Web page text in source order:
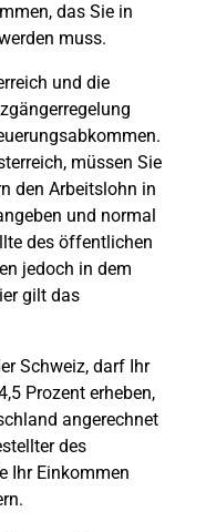
das Sie in
muss.
und die
müssen Sie
den Arbeitslohn in
und normal
des öffentlichen
jedoch in dem
gilt das
Schweiz, darf Ihr
Prozent erheben,
angerechnet
des
Ihr Einkommen